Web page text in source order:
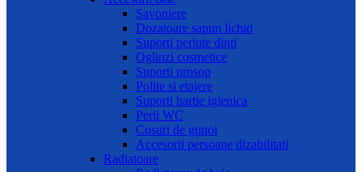
Savoniere
Dozatoare sapun lichid
Suporti periute dinti
Oglinzi cosmetice
Suporti prosop
Polite si etajere
Suporti hartie igienica
Perii WC
Cosuri de gunoi
Accesorii persoane dizabilitati
Radiatoare